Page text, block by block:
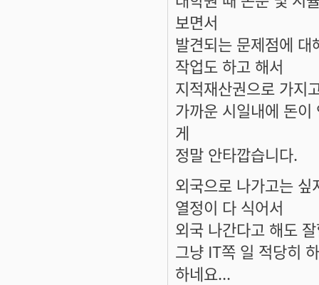
보면서
발견되는 문제점에
작업도 하고 해서
지적재산권으로 가지
가까운 시일내에 돈
게
정말 안타깝습니다.
외국으로 나가고는
열정이 다 식어서
외국 나간다고 해도
그냥 IT쪽 일 적당히
하네요...